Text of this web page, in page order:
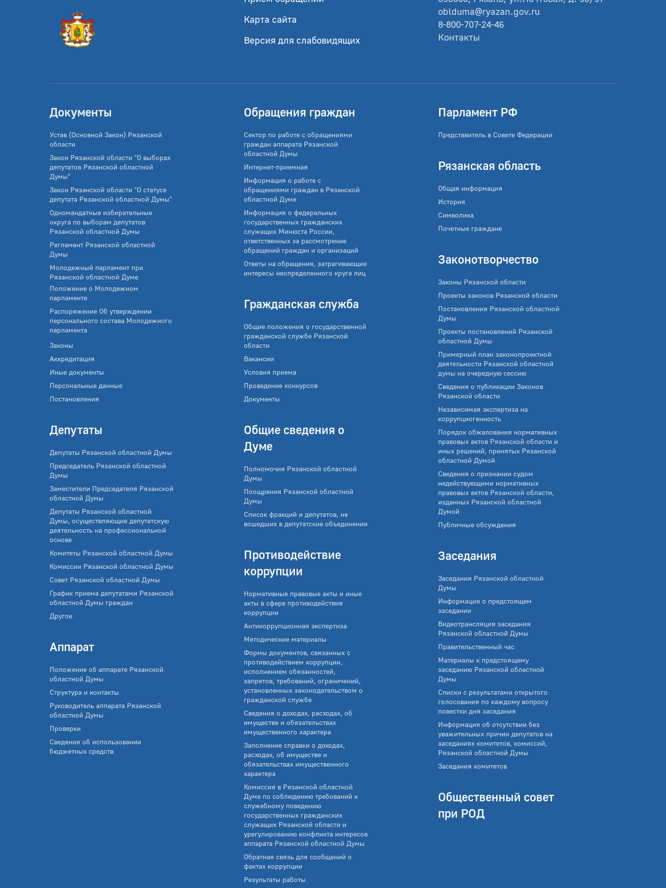
Карта сайта
Версия для слабовидящих
oblduma@ryazan.gov.ru
8-800-707-24-46
Контакты
Документы
Устав (Основной Закон) Рязанской
области
Закон Рязанской области "О выборах
депутатов Рязанской областной
Думы"
Закон Рязанской области "О статусе
депутата Рязанской областной Думы"
Одномандатные избирательные
округа по выборам депутатов
Рязанской областной Думы
Регламент Рязанской областной
Думы
Молодежный парламент при
Рязанской областной Думе
Положение о Молодежном
парламенте
Распоряжение Об утверждении
персонального состава Молодежного
парламента
Законы
Аккредитация
Иные документы
Персональные данные
Постановления
Депутаты
Депутаты Рязанской областной Думы
Председатель Рязанской областной
Думы
Заместители Председателя Рязанской
областной Думы
Депутаты Рязанской областной
Думы, осуществляющие депутатскую
деятельность на профессиональной
основе
Комитеты Рязанской областной Думы
Комиссии Рязанской областной Думы
Совет Рязанской областной Думы
График приема депутатами Рязанской
областной Думы граждан
Другое
Аппарат
Положение об аппарате Рязанской
областной Думы
Структура и контакты
Руководитель аппарата Рязанской
областной Думы
Проверки
Сведения об использовании
бюджетных средств
Обращения граждан
Сектор по работе с обращениями
граждан аппарата Рязанской
областной Думы
Интернет-приемная
Информация о работе с
обращениями граждан в Рязанской
областной Думе
Информация о федеральных
государственных гражданских
служащих Минюста России,
ответственных за рассмотрение
обращений граждан и организаций
Ответы на обращения, затрагивающие
интересы неопределенного круга лиц
Гражданская служба
Общие положения о государственной
гражданской службе Рязанской
области
Вакансии
Условия приема
Проведение конкурсов
Документы
Общие сведения о
Думе
Полномочия Рязанской областной
Думы
Поощрения Рязанской областной
Думы
Список фракций и депутатов, не
вошедших в депутатские объединения
Противодействие
коррупции
Нормативные правовые акты и иные
акты в сфере противодействия
коррупции
Антикоррупционная экспертиза
Методические материалы
Формы документов, связанных с
противодействием коррупции,
исполнением обязанностей,
запретов, требований, ограничений,
установленных законодательством о
гражданской службе
Сведения о доходах, расходах, об
имуществе и обязательствах
имущественного характера
Заполнение справки о доходах,
расходах, об имуществе и
обязательствах имущественного
характера
Комиссия в Рязанской областной
Думе по соблюдению требований к
служебному поведению
государственных гражданских
служащих Рязанской области и
урегулированию конфликта интересов
аппарата Рязанской областной Думы
Обратная связь для сообщений о
фактах коррупции
Результаты работы
Парламент РФ
Представитель в Совете Федерации
Рязанская область
Общая информация
История
Символика
Почетные граждане
Законотворчество
Законы Рязанской области
Проекты законов Рязанской области
Постановления Рязанской областной
Думы
Проекты постановлений Рязанской
областной Думы
Примерный план законопроектной
деятельности Рязанской областной
думы на очередную сессию
Сведения о публикации Законов
Рязанской области
Независимая экспертиза на
коррупциогенность
Порядок обжалования нормативных
правовых актов Рязанской области и
иных решений, принятых Рязанской
областной Думой
Сведения о признании судом
недействующими нормативных
правовых актов Рязанской области,
изданных Рязанской областной
Думой
Публичные обсуждения
Заседания
Заседания Рязанской областной
Думы
Информация о предстоящем
заседании
Видеотрансляция заседания
Рязанской областной Думы
Правительственный час
Материалы к предстоящему
заседанию Рязанской областной
Думы
Списки с результатами открытого
голосования по каждому вопросу
повестки дня заседания
Информация об отсутствии без
уважительных причин депутатов на
заседаниях комитетов, комиссий,
Рязанской областной Думы
Заседания комитетов
Общественный совет
при РОД